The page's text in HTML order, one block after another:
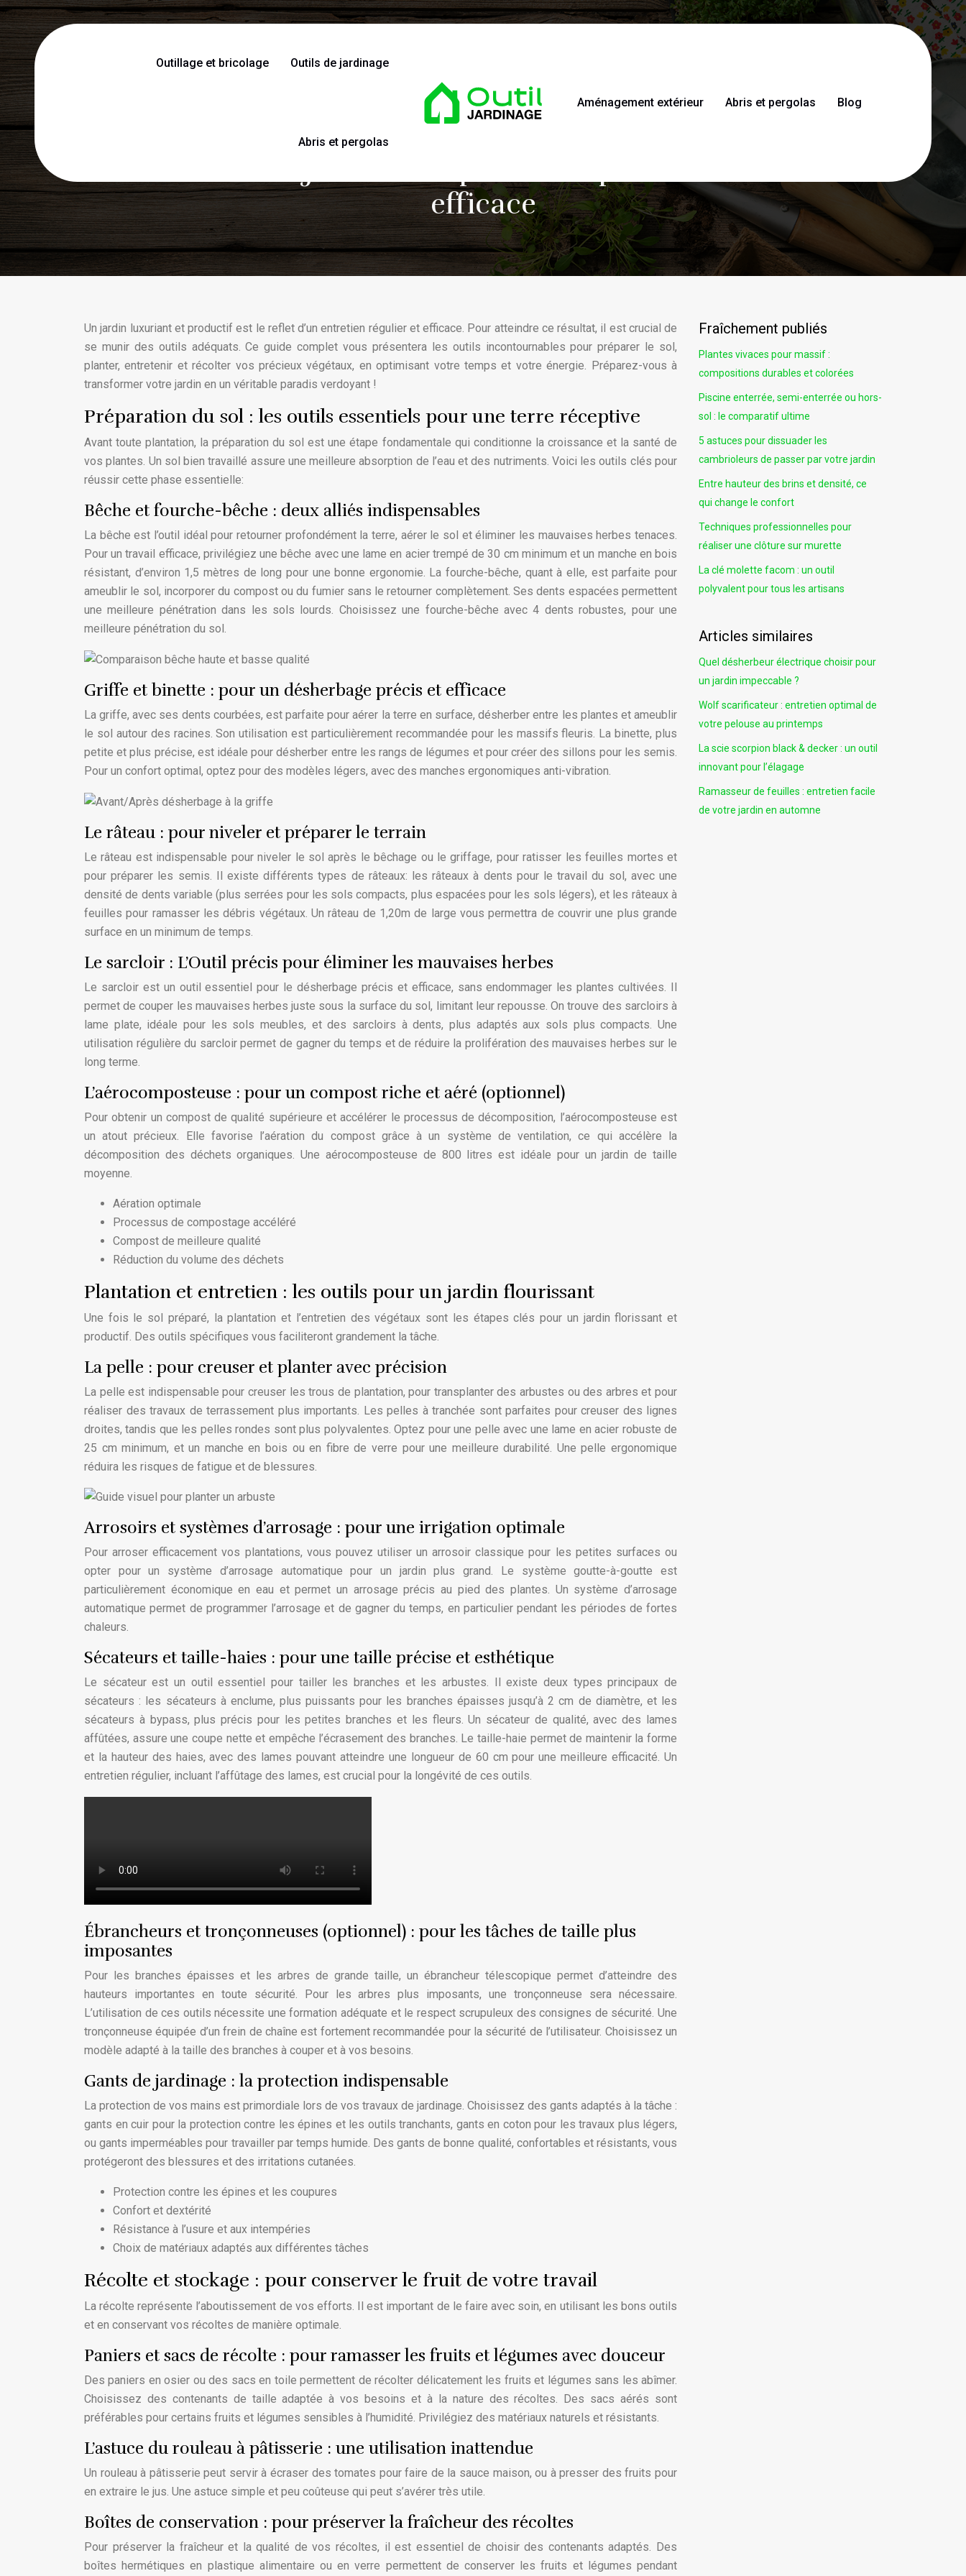
Outils de jardinage
Outillage et bricolage
Abris et pergolas
Aménagement extérieur Abris et pergolas Blog
efficace
Un jardin luxuriant et productif est le reflet d’un entretien régulier et efficace. Pour atteindre ce résultat, il est crucial de
se munir des outils adéquats. Ce guide complet vous présentera les outils incontournables pour préparer le sol,
planter, entretenir et récolter vos précieux végétaux, en optimisant votre temps et votre énergie. Préparez-vous à
transformer votre jardin en un véritable paradis verdoyant !
Préparation du sol : les outils essentiels pour une terre réceptive
Avant toute plantation, la préparation du sol est une étape fondamentale qui conditionne la croissance et la santé de
vos plantes. Un sol bien travaillé assure une meilleure absorption de l’eau et des nutriments. Voici les outils clés pour
réussir cette phase essentielle:
Bêche et fourche-bêche : deux alliés indispensables
La bêche est l’outil idéal pour retourner profondément la terre, aérer le sol et éliminer les mauvaises herbes tenaces.
Pour un travail efficace, privilégiez une bêche avec une lame en acier trempé de 30 cm minimum et un manche en bois
résistant, d’environ 1,5 mètres de long pour une bonne ergonomie. La fourche-bêche, quant à elle, est parfaite pour
ameublir le sol, incorporer du compost ou du fumier sans le retourner complètement. Ses dents espacées permettent
une meilleure pénétration dans les sols lourds. Choisissez une fourche-bêche avec 4 dents robustes, pour une
meilleure pénétration du sol.
Griffe et binette : pour un désherbage précis et efficace
La griffe, avec ses dents courbées, est parfaite pour aérer la terre en surface, désherber entre les plantes et ameublir
le sol autour des racines. Son utilisation est particulièrement recommandée pour les massifs fleuris. La binette, plus
petite et plus précise, est idéale pour désherber entre les rangs de légumes et pour créer des sillons pour les semis.
Pour un confort optimal, optez pour des modèles légers, avec des manches ergonomiques anti-vibration.
Le râteau : pour niveler et préparer le terrain
Le râteau est indispensable pour niveler le sol après le bêchage ou le griffage, pour ratisser les feuilles mortes et
pour préparer les semis. Il existe différents types de râteaux: les râteaux à dents pour le travail du sol, avec une
densité de dents variable (plus serrées pour les sols compacts, plus espacées pour les sols légers), et les râteaux à
feuilles pour ramasser les débris végétaux. Un râteau de 1,20m de large vous permettra de couvrir une plus grande
surface en un minimum de temps.
Le sarcloir : L’Outil précis pour éliminer les mauvaises herbes
Le sarcloir est un outil essentiel pour le désherbage précis et efficace, sans endommager les plantes cultivées. Il
permet de couper les mauvaises herbes juste sous la surface du sol, limitant leur repousse. On trouve des sarcloirs à
lame plate, idéale pour les sols meubles, et des sarcloirs à dents, plus adaptés aux sols plus compacts. Une
utilisation régulière du sarcloir permet de gagner du temps et de réduire la prolifération des mauvaises herbes sur le
long terme.
L’aérocomposteuse : pour un compost riche et aéré (optionnel)
Pour obtenir un compost de qualité supérieure et accélérer le processus de décomposition, l’aérocomposteuse est
un atout précieux. Elle favorise l’aération du compost grâce à un système de ventilation, ce qui accélère la
décomposition des déchets organiques. Une aérocomposteuse de 800 litres est idéale pour un jardin de taille
moyenne.
Aération optimale
Processus de compostage accéléré
Compost de meilleure qualité
Réduction du volume des déchets
Plantation et entretien : les outils pour un jardin flourissant
Une fois le sol préparé, la plantation et l’entretien des végétaux sont les étapes clés pour un jardin florissant et
productif. Des outils spécifiques vous faciliteront grandement la tâche.
La pelle : pour creuser et planter avec précision
La pelle est indispensable pour creuser les trous de plantation, pour transplanter des arbustes ou des arbres et pour
réaliser des travaux de terrassement plus importants. Les pelles à tranchée sont parfaites pour creuser des lignes
droites, tandis que les pelles rondes sont plus polyvalentes. Optez pour une pelle avec une lame en acier robuste de
25 cm minimum, et un manche en bois ou en fibre de verre pour une meilleure durabilité. Une pelle ergonomique
réduira les risques de fatigue et de blessures.
Arrosoirs et systèmes d’arrosage : pour une irrigation optimale
Pour arroser efficacement vos plantations, vous pouvez utiliser un arrosoir classique pour les petites surfaces ou
opter pour un système d’arrosage automatique pour un jardin plus grand. Le système goutte-à-goutte est
particulièrement économique en eau et permet un arrosage précis au pied des plantes. Un système d’arrosage
automatique permet de programmer l’arrosage et de gagner du temps, en particulier pendant les périodes de fortes
chaleurs.
Sécateurs et taille-haies : pour une taille précise et esthétique
Le sécateur est un outil essentiel pour tailler les branches et les arbustes. Il existe deux types principaux de
sécateurs : les sécateurs à enclume, plus puissants pour les branches épaisses jusqu’à 2 cm de diamètre, et les
sécateurs à bypass, plus précis pour les petites branches et les fleurs. Un sécateur de qualité, avec des lames
affûtées, assure une coupe nette et empêche l’écrasement des branches. Le taille-haie permet de maintenir la forme
et la hauteur des haies, avec des lames pouvant atteindre une longueur de 60 cm pour une meilleure efficacité. Un
entretien régulier, incluant l’affûtage des lames, est crucial pour la longévité de ces outils.
Ébrancheurs et tronçonneuses (optionnel) : pour les tâches de taille plus
imposantes
Pour les branches épaisses et les arbres de grande taille, un ébrancheur télescopique permet d’atteindre des
hauteurs importantes en toute sécurité. Pour les arbres plus imposants, une tronçonneuse sera nécessaire.
L’utilisation de ces outils nécessite une formation adéquate et le respect scrupuleux des consignes de sécurité. Une
tronçonneuse équipée d’un frein de chaîne est fortement recommandée pour la sécurité de l’utilisateur. Choisissez un
modèle adapté à la taille des branches à couper et à vos besoins.
Gants de jardinage : la protection indispensable
La protection de vos mains est primordiale lors de vos travaux de jardinage. Choisissez des gants adaptés à la tâche :
gants en cuir pour la protection contre les épines et les outils tranchants, gants en coton pour les travaux plus légers,
ou gants imperméables pour travailler par temps humide. Des gants de bonne qualité, confortables et résistants, vous
protégeront des blessures et des irritations cutanées.
Protection contre les épines et les coupures
Confort et dextérité
Résistance à l’usure et aux intempéries
Choix de matériaux adaptés aux différentes tâches
Récolte et stockage : pour conserver le fruit de votre travail
La récolte représente l’aboutissement de vos efforts. Il est important de le faire avec soin, en utilisant les bons outils
et en conservant vos récoltes de manière optimale.
Paniers et sacs de récolte : pour ramasser les fruits et légumes avec douceur
Des paniers en osier ou des sacs en toile permettent de récolter délicatement les fruits et légumes sans les abîmer.
Choisissez des contenants de taille adaptée à vos besoins et à la nature des récoltes. Des sacs aérés sont
préférables pour certains fruits et légumes sensibles à l’humidité. Privilégiez des matériaux naturels et résistants.
L’astuce du rouleau à pâtisserie : une utilisation inattendue
Un rouleau à pâtisserie peut servir à écraser des tomates pour faire de la sauce maison, ou à presser des fruits pour
en extraire le jus. Une astuce simple et peu coûteuse qui peut s’avérer très utile.
Boîtes de conservation : pour préserver la fraîcheur des récoltes
Pour préserver la fraîcheur et la qualité de vos récoltes, il est essentiel de choisir des contenants adaptés. Des
boîtes hermétiques en plastique alimentaire ou en verre permettent de conserver les fruits et légumes pendant
Fraîchement publiés
Plantes vivaces pour massif :
compositions durables et colorées
Piscine enterrée, semi-enterrée ou hors-
sol : le comparatif ultime
5 astuces pour dissuader les
cambrioleurs de passer par votre jardin
Entre hauteur des brins et densité, ce
qui change le confort
Techniques professionnelles pour
réaliser une clôture sur murette
La clé molette facom : un outil
polyvalent pour tous les artisans
Articles similaires
Quel désherbeur électrique choisir pour
un jardin impeccable ?
Wolf scarificateur : entretien optimal de
votre pelouse au printemps
La scie scorpion black & decker : un outil
innovant pour l’élagage
Ramasseur de feuilles : entretien facile
de votre jardin en automne